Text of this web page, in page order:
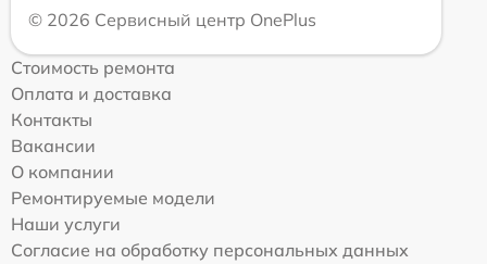
© 2026 Сервисный центр OnePlus
Стоимость ремонта
Оплата и доставка
Контакты
Вакансии
О компании
Ремонтируемые модели
Наши услуги
Согласие на обработку персональных данных